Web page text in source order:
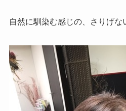
自然に馴染む感じの、さりげな